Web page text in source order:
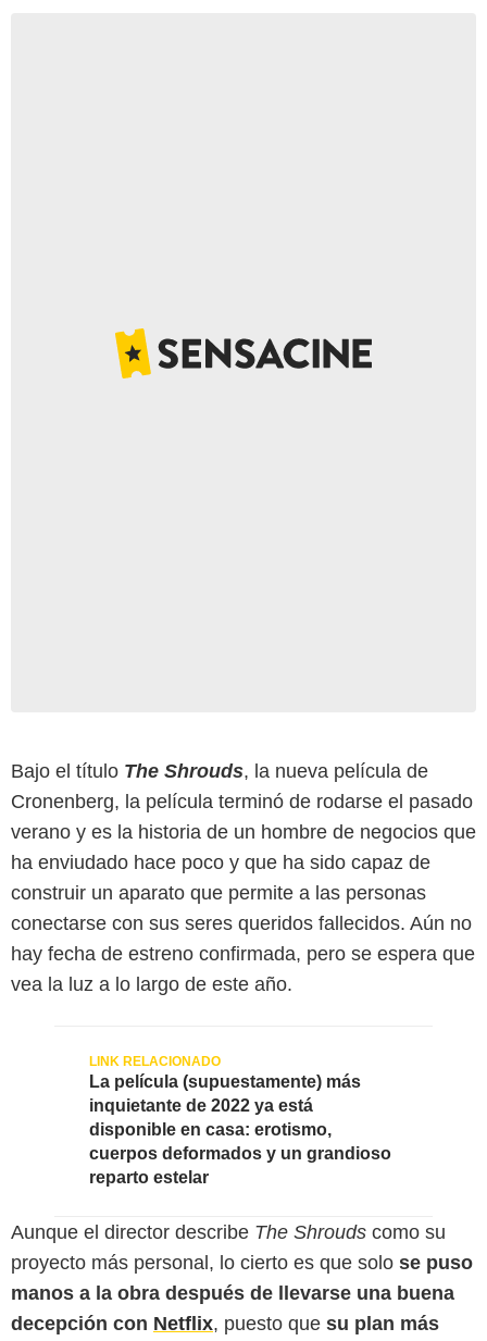
Bajo el título The Shrouds, la nueva película de
Cronenberg, la película terminó de rodarse el pasado
verano y es la historia de un hombre de negocios que
ha enviudado hace poco y que ha sido capaz de
construir un aparato que permite a las personas
conectarse con sus seres queridos fallecidos. Aún no
hay fecha de estreno confirmada, pero se espera que
vea la luz a lo largo de este año.
La película (supuestamente) más
inquietante de 2022 ya está
disponible en casa: erotismo,
cuerpos deformados y un grandioso
reparto estelar
Aunque el director describe The Shrouds como su
proyecto más personal, lo cierto es que solo se puso
manos a la obra después de llevarse una buena
decepción con Netflix, puesto que su plan más